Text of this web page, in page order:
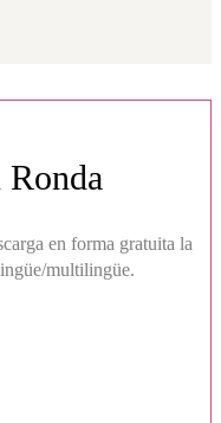
Ronda
en forma gratuita la
multilingüe.